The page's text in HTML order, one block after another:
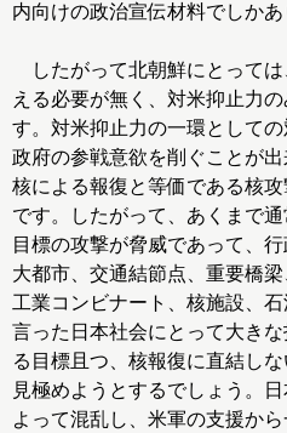
内向けの政治宣伝材料でしかあ
したがって北朝鮮にとっては
える必要が無く、対米抑止力
す。対米抑止力の一環として
政府の参戦意欲を削ぐことが出
核による報復と等価である核
です。したがって、あくまで
目標の攻撃が脅威であって、行
大都市、交通結節点、重要橋梁
工業コンビナート、核施設、
言った日本社会にとって大きな
る目標且つ、核報復に直結し
見極めようとするでしょう。
よって混乱し、米軍の支援か